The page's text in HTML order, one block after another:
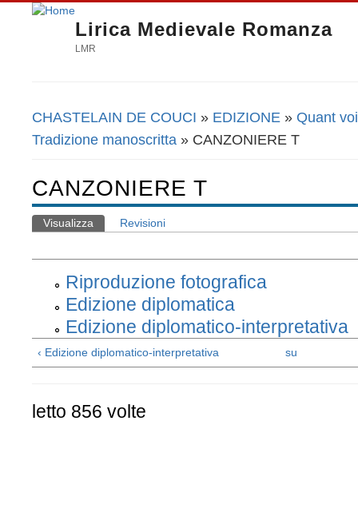
Lirica Medievale Romanza
LMR
Tu sei qui
CHASTELAIN DE COUCI » EDIZIONE » Quant
Tradizione manoscritta » CANZONIERE T
CANZONIERE T
Schede primarie
Visualizza (scheda attiva)
Revisioni
Riproduzione fotografica
Edizione diplomatica
Edizione diplomatico-interpretativa
‹ Edizione diplomatico-interpretativa su
letto 856 volte